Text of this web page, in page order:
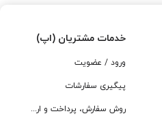
خدمات مشتریان (اپ)
ورود / عضویت
پیگیری سفارشات
روش سفارش، پرداخت و ارسال